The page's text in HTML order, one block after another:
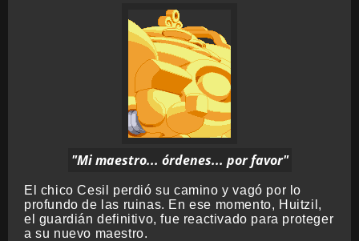
"Mi maestro... órdenes... por favor"
El chico Cesil perdió su camino y vagó por lo
profundo de las ruinas. En ese momento, Huitzil,
el guardián definitivo, fue reactivado para proteger
a su nuevo maestro.